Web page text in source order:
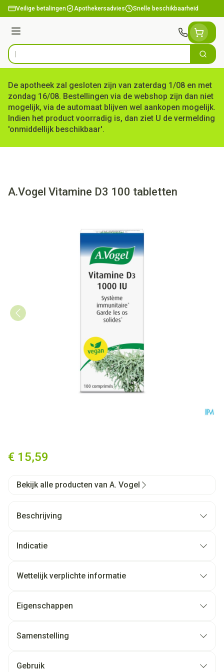
Ga naar de inhoud
Veilige betalingen Apothekersadvies Snelle beschikbaarheid
Menu
Product, merk, categorie... Zoek
De apotheek zal gesloten zijn van zaterdag 1/08 en met
zondag 16/08. Bestellingen via de webshop zijn dan niet
mogelijk, via de automaat blijven wel aankopen mogelijk.
Indien het product voorradig is, dan ziet U de vermelding
'onmiddellijk beschikbaar'.
A.Vogel Vitamine D3 100 tabletten
€ 15,59
Bekijk alle producten van A. Vogel
Beschrijving
Indicatie
Wettelijk verplichte informatie
Eigenschappen
Samenstelling
Gebruik